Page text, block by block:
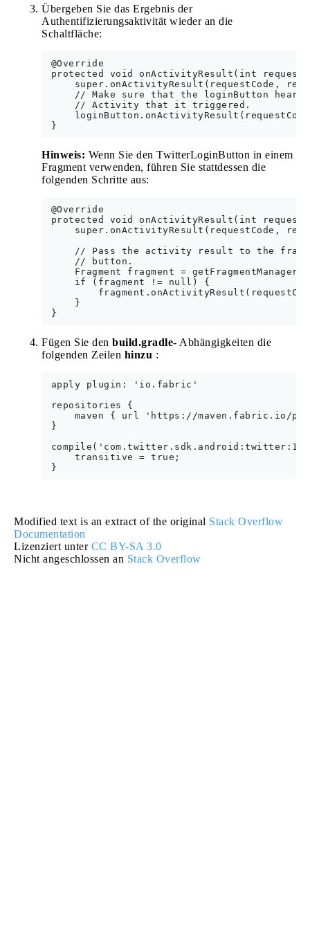
Übergeben Sie das Ergebnis der
Authentifizierungsaktivität wieder an die
Schaltfläche:
@Override
protected void onActivityResult(int
super.onActivityResult(requestCode,
// Make sure that the loginButton hears
     // Activity that it triggered.
Hinweis: Wenn Sie den TwitterLoginButton in einem
Fragment verwenden, führen Sie stattdessen die
folgenden Schritte aus:
@Override
protected void onActivityResult(int
super.onActivityResult(requestCode,
// Pass the activity result to the
     // button.
Fragment fragment =
     if (fragment != null) {
     }
Fügen Sie den build.gradle- Abhängigkeiten die
folgenden Zeilen hinzu :
apply plugin: 'io.fabric'
repositories {
maven { url 'https://maven.fabric.io/
}
     transitive = true;
Modified text is an extract of the original Stack Overflow
Documentation
Lizenziert unter CC BY-SA 3.0
Nicht angeschlossen an Stack Overflow